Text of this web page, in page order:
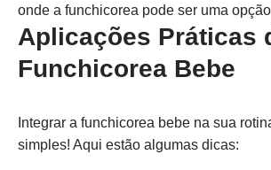
onde a funchicorea pode ser uma
Aplicações Práticas
Funchicorea Bebe
Integrar a funchicorea bebe na sua
simples! Aqui estão algumas dicas: